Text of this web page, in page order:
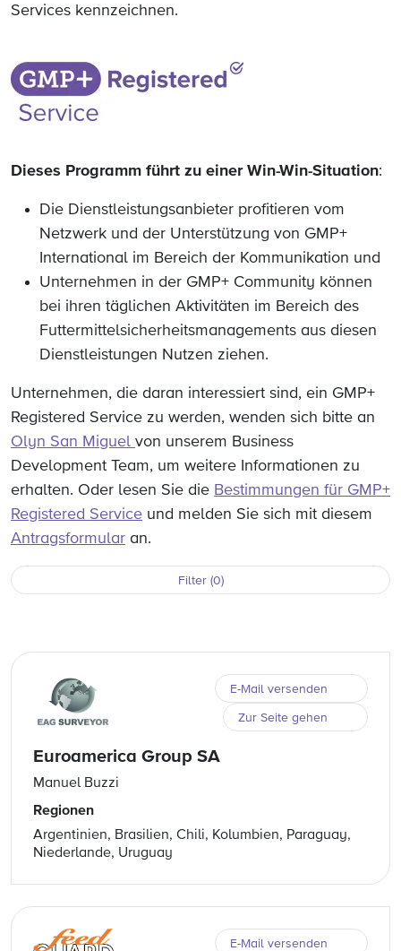
Services kennzeichnen.
Dieses Programm führt zu einer Win-Win-Situation:
Die Dienstleistungsanbieter profitieren vom
Netzwerk und der Unterstützung von GMP+
International im Bereich der Kommunikation und
Unternehmen in der GMP+ Community können
bei ihren täglichen Aktivitäten im Bereich des
Futtermittelsicherheitsmanagements aus diesen
Dienstleistungen Nutzen ziehen.
Unternehmen, die daran interessiert sind, ein GMP+
Registered Service zu werden, wenden sich bitte an
Olyn San Miguel von unserem Business
Development Team, um weitere Informationen zu
erhalten. Oder lesen Sie die Bestimmungen für GMP+
Registered Service und melden Sie sich mit diesem
Antragsformular an.
Filter (0)
Euroamerica Group SA
Manuel Buzzi
Regionen
Argentinien, Brasilien, Chili, Kolumbien, Paraguay,
Niederlande, Uruguay
E-Mail versenden
Zur Seite gehen
E-Mail versenden